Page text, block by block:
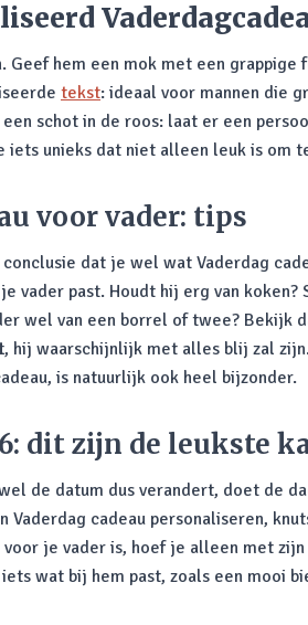
hem een mok met een
tekst: ideaal voor mannen die
schot in de roos: laat er een
unieks dat niet alleen leuk is om
voor vader: tips
dat je wel wat Vaderdag
past. Houdt hij erg van koken?
wel van een borrel of twee? Bekijk
waarschijnlijk met alles blij zal
is natuurlijk ook heel bijzonder.
dit zijn de leukste
de datum dus verandert, doet de
cadeau personaliseren,
je vader is, hoef je alleen met
wat bij hem past, zoals een mooi